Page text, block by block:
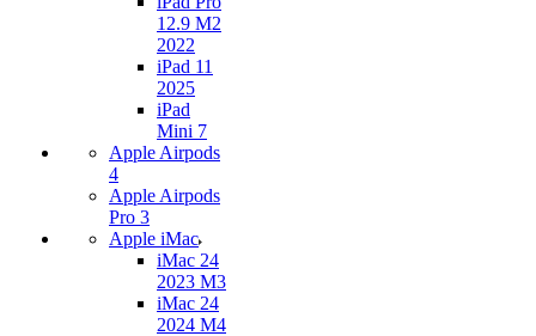
12.9 M2
2022
iPad 11
2025
iPad
Mini 7
Apple Airpods
4
Apple Airpods
Pro 3
Apple iMac
iMac 24
2023 M3
iMac 24
2024 M4